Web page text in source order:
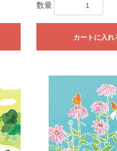
数量
カートに入れ